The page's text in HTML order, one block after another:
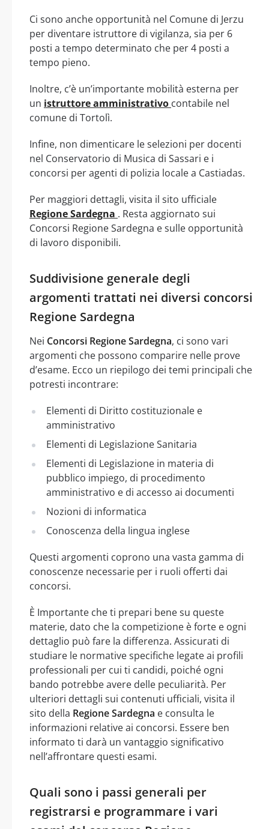
Ci sono anche opportunità nel Comune di Jerzu
per diventare istruttore di vigilanza, sia per 6
posti a tempo determinato che per 4 posti a
tempo pieno.
Inoltre, c’è un’importante mobilità esterna per
un istruttore amministrativo contabile nel
comune di Tortolì.
Infine, non dimenticare le selezioni per docenti
nel Conservatorio di Musica di Sassari e i
concorsi per agenti di polizia locale a Castiadas.
Per maggiori dettagli, visita il sito ufficiale
Regione Sardegna . Resta aggiornato sui
Concorsi Regione Sardegna e sulle opportunità
di lavoro disponibili.
Suddivisione generale degli
argomenti trattati nei diversi concorsi
Regione Sardegna
Nei Concorsi Regione Sardegna, ci sono vari
argomenti che possono comparire nelle prove
d’esame. Ecco un riepilogo dei temi principali che
potresti incontrare:
Elementi di Diritto costituzionale e
amministrativo
Elementi di Legislazione Sanitaria
Elementi di Legislazione in materia di
pubblico impiego, di procedimento
amministrativo e di accesso ai documenti
Nozioni di informatica
Conoscenza della lingua inglese
Questi argomenti coprono una vasta gamma di
conoscenze necessarie per i ruoli offerti dai
concorsi.
È Importante che ti prepari bene su queste
materie, dato che la competizione è forte e ogni
dettaglio può fare la differenza. Assicurati di
studiare le normative specifiche legate ai profili
professionali per cui ti candidi, poiché ogni
bando potrebbe avere delle peculiarità. Per
ulteriori dettagli sui contenuti ufficiali, visita il
sito della Regione Sardegna e consulta le
informazioni relative ai concorsi. Essere ben
informato ti darà un vantaggio significativo
nell’affrontare questi esami.
Quali sono i passi generali per
registrarsi e programmare i vari